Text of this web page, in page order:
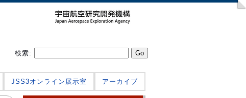
検索:
JSS3オンライン展示室 アーカイブ